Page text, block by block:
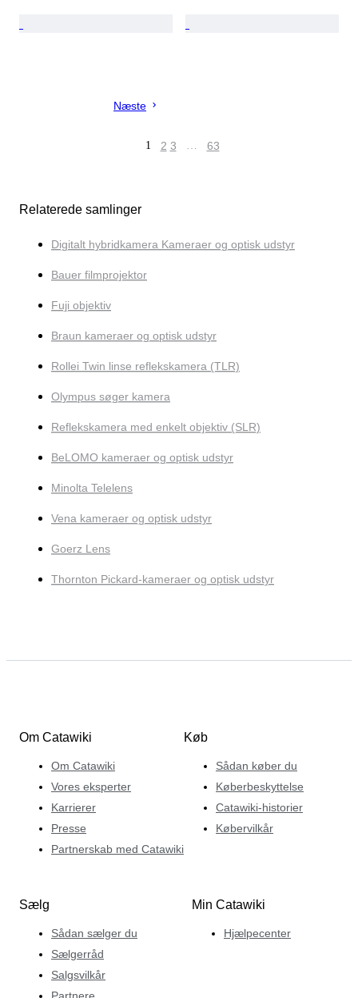
Næste
1 2 3 … 63
Relaterede samlinger
Digitalt hybridkamera Kameraer og optisk udstyr
Bauer filmprojektor
Fuji objektiv
Braun kameraer og optisk udstyr
Rollei Twin linse reflekskamera (TLR)
Olympus søger kamera
Reflekskamera med enkelt objektiv (SLR)
BeLOMO kameraer og optisk udstyr
Minolta Telelens
Vena kameraer og optisk udstyr
Goerz Lens
Thornton Pickard-kameraer og optisk udstyr
Om Catawiki
Om Catawiki
Vores eksperter
Karrierer
Presse
Partnerskab med Catawiki
Køb
Sådan køber du
Køberbeskyttelse
Catawiki-historier
Købervilkår
Sælg
Sådan sælger du
Sælgerråd
Salgsvilkår
Min Catawiki
Hjælpecenter